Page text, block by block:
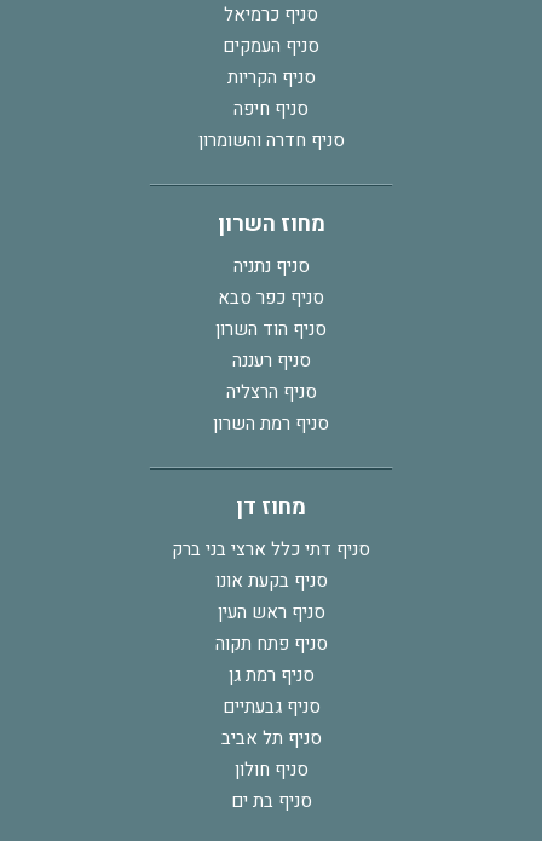
סניף כרמיאל
סניף העמקים
סניף הקריות
סניף חיפה
סניף חדרה והשומרון
מחוז השרון
סניף נתניה
סניף כפר סבא
סניף הוד השרון
סניף רעננה
סניף הרצליה
סניף רמת השרון
מחוז דן
סניף דתי כלל ארצי בני ברק
סניף בקעת אונו
סניף ראש העין
סניף פתח תקוה
סניף רמת גן
סניף גבעתיים
סניף תל אביב
סניף חולון
סניף בת ים